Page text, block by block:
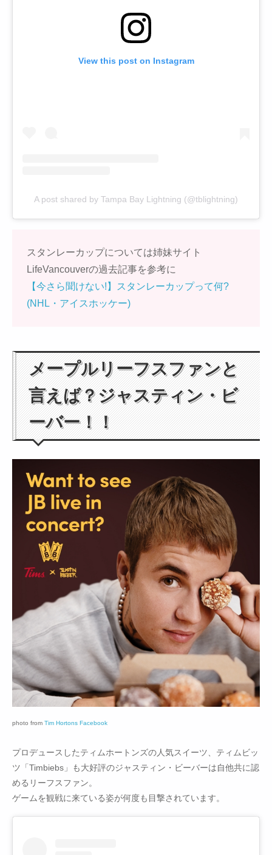
View this post on Instagram
A post shared by Tampa Bay Lightning (@tblightning)
スタンレーカップについては姉妹サイト
LifeVancouverの過去記事を参考に
【今さら聞けない!】スタンレーカップって何?
(NHL・アイスホッケー)
メープルリーフスファンと
言えば？ジャスティン・ビ
ーバー！！
photo from Tim Hortons Facebook
プロデュースしたティムホートンズの人気スイーツ、ティムビッ
ツ「Timbiebs」も大好評のジャスティン・ビーバーは自他共に認
めるリーフスファン。
ゲームを観戦に来ている姿が何度も目撃されています。